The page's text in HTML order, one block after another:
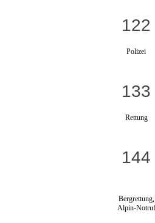
122
Polizei
133
Rettung
144
Bergrettung,
Alpin-Notruf